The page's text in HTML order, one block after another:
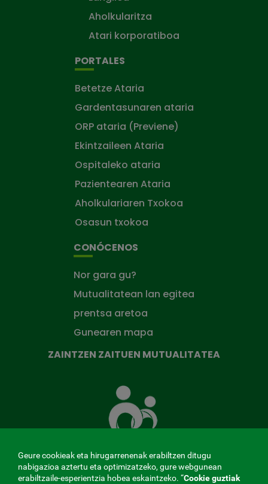
Aholkularitza
Atari korporatiboa
PORTALES
Betetze Ataria
Gardentasunaren ataria
ORP ataria (Previene)
Ekintzaileen Ataria
Ospitaleko ataria
Pazientearen Ataria
Aholkulariaren Txokoa
Osasun txokoa
CONÓCENOS
Nor gara gu?
Mutualitatean lan egitea
prentsa aretoa
Gunearen mapa
ZAINTZEN ZAITUEN MUTUALITATEA
zaituen
Mutua
Geure cookieak eta hirugarrenenak erabiltzen ditugu
nabigazioa aztertu eta optimizatzeko, gure webgunean
erabiltzaile-esperientzia hobea eskaintzeko. “Cookie guztiak